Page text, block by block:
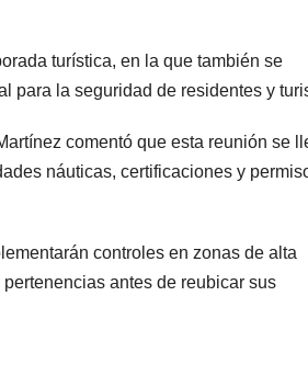
turística, en la que también se
para la seguridad de residentes y
comentó que esta reunión se
náuticas, certificaciones y
controles en zonas de alta
antes de reubicar sus